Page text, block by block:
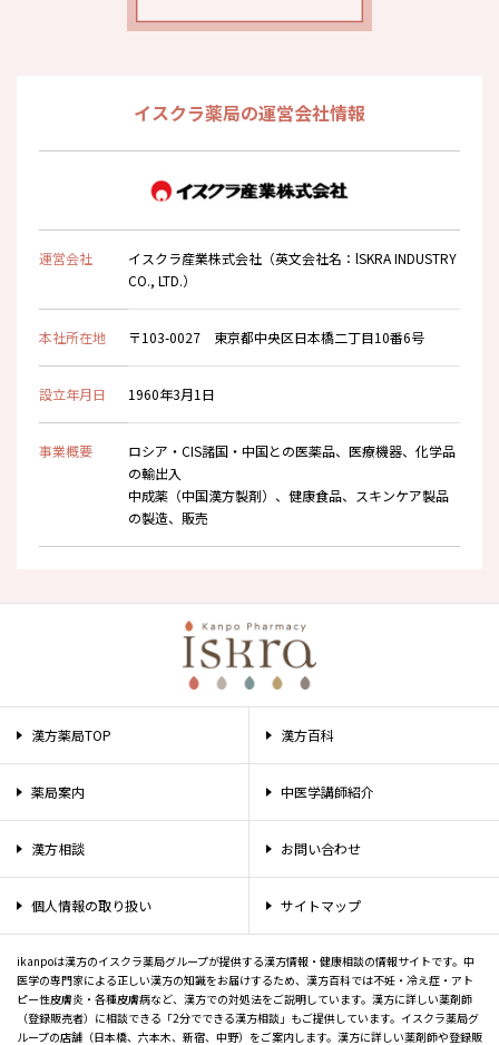
イスクラ薬局の運営会社情報
運営会社
イスクラ産業株式会社（英文会社名：lSKRA INDUSTRY
CO., LTD.）
本社所在地 〒103-0027 東京都中央区日本橋二丁目10番6号
設立年月日 1960年3月1日
事業概要
ロシア・CIS諸国・中国との医薬品、医療機器、化学品
の輸出入
中成薬（中国漢方製剤）、健康食品、スキンケア製品
の製造、販売
漢方薬局TOP 漢方百科
薬局案内 中医学講師紹介
漢方相談 お問い合わせ
個人情報の取り扱い サイトマップ
ikanpoは漢方のイスクラ薬局グループが提供する漢方情報・健康相談の情報サイトです。中
医学の専門家による正しい漢方の知識をお届けするため、漢方百科では不妊・冷え症・アト
ピー性皮膚炎・各種皮膚病など、漢方での対処法をご説明しています。漢方に詳しい薬剤師
（登録販売者）に相談できる「2分でできる漢方相談」もご提供しています。イスクラ薬局グ
ループの店舗（日本橋、六本木、新宿、中野）をご案内します。漢方に詳しい薬剤師や登録販